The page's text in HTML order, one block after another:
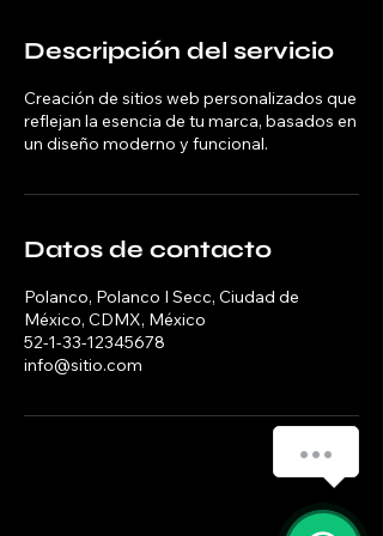
Descripción del servicio
Creación de sitios web personalizados que
reflejan la esencia de tu marca, basados en
un diseño moderno y funcional.
Datos de contacto
Polanco, Polanco I Secc, Ciudad de
México, CDMX, México
52-1-33-12345678
info@sitio.com